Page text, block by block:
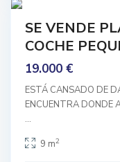
SE VENDE
COCHE
19.000 €
ESTÁ CANSADO DE
ENCUENTRA DONDE
...
9 m2
a
c
a
,
G
r
a
n